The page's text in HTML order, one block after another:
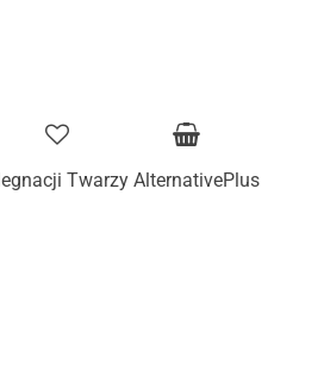
Twarzy AlternativePlus